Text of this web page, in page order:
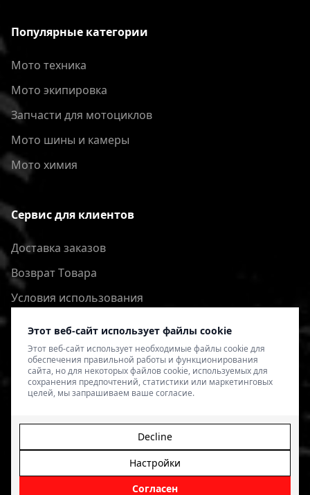
Этот веб-сайт использует файлы cookie
Этот веб-сайт использует необходимые файлы cookie для
обеспечения правильной работы и функционирования
сайта, но для некоторых файлов cookie, используемых для
сохранения предпочтений, статистики или маркетинговых
целей, мы запрашиваем ваше согласие.
Согласен
Настройки
Decline
Популярные категории
Мото техника
Мото экипировка
Запчасти для мотоциклов
Мото шины и камеры
Мото химия
Сервис для клиентов
Доставка заказов
Bозврат Tовара
Условия использования
Политика конфиденциальности
© 2026 4SPEED.LV. Visas tiesības aizsargātas.
veikala izveide - Magecode.